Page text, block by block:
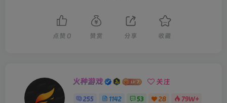
点赞 0 赞赏 分享 收藏
火种游戏 关注
255 1142 53 28 79W+